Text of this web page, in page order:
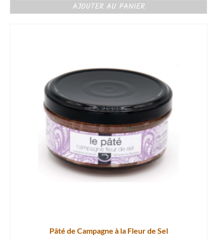
AJOUTER AU PANIER
Pâté de Campagne à la Fleur de Sel